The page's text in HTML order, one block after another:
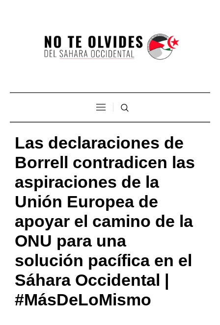
Las declaraciones de
Borrell contradicen las
aspiraciones de la
Unión Europea de
apoyar el camino de la
ONU para una
solución pacífica en el
Sáhara Occidental |
#MásDeLoMismo